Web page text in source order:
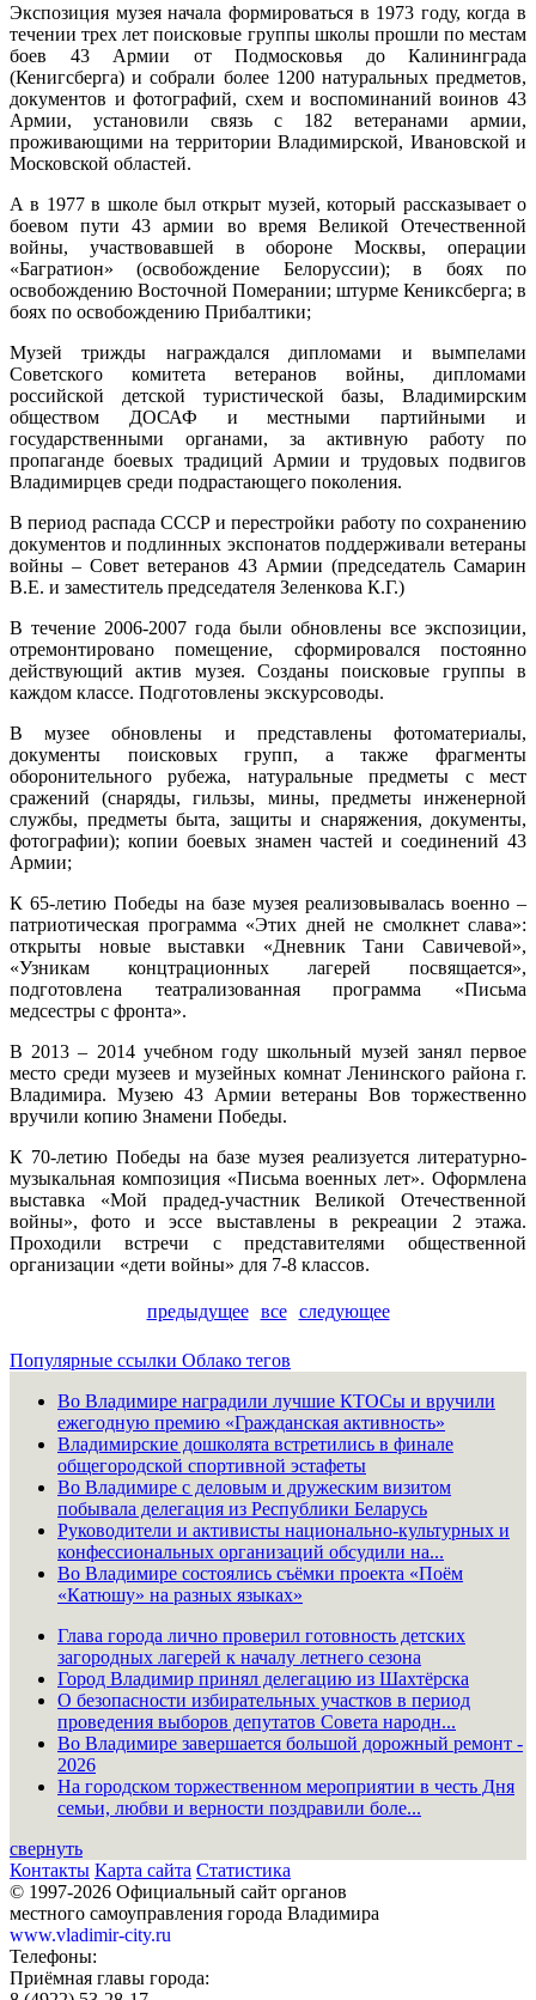
Экспозиция музея начала формироваться в 1973 году, когда в
течении трех лет поисковые группы школы прошли по местам
боев 43 Армии от Подмосковья до Калининграда
(Кенигсберга) и собрали более 1200 натуральных предметов,
документов и фотографий, схем и воспоминаний воинов 43
Армии, установили связь с 182 ветеранами армии,
проживающими на территории Владимирской, Ивановской и
Московской областей.
А в 1977 в школе был открыт музей, который рассказывает о
боевом пути 43 армии во время Великой Отечественной
войны, участвовавшей в обороне Москвы, операции
«Багратион» (освобождение Белоруссии); в боях по
освобождению Восточной Померании; штурме Кениксберга; в
боях по освобождению Прибалтики;
Музей трижды награждался дипломами и вымпелами
Советского комитета ветеранов войны, дипломами
российской детской туристической базы, Владимирским
обществом ДОСАФ и местными партийными и
государственными органами, за активную работу по
пропаганде боевых традиций Армии и трудовых подвигов
Владимирцев среди подрастающего поколения.
В период распада СССР и перестройки работу по сохранению
документов и подлинных экспонатов поддерживали ветераны
войны – Совет ветеранов 43 Армии (председатель Самарин
В.Е. и заместитель председателя Зеленкова К.Г.)
В течение 2006-2007 года были обновлены все экспозиции,
отремонтировано помещение, сформировался постоянно
действующий актив музея. Созданы поисковые группы в
каждом классе. Подготовлены экскурсоводы.
В музее обновлены и представлены фотоматериалы,
документы поисковых групп, а также фрагменты
оборонительного рубежа, натуральные предметы с мест
сражений (снаряды, гильзы, мины, предметы инженерной
службы, предметы быта, защиты и снаряжения, документы,
фотографии); копии боевых знамен частей и соединений 43
Армии;
К 65-летию Победы на базе музея реализовывалась военно –
патриотическая программа «Этих дней не смолкнет слава»:
открыты новые выставки «Дневник Тани Савичевой»,
«Узникам концтрационных лагерей посвящается»,
подготовлена театрализованная программа «Письма
медсестры с фронта».
В 2013 – 2014 учебном году школьный музей занял первое
место среди музеев и музейных комнат Ленинского района г.
Владимира. Музею 43 Армии ветераны Вов торжественно
вручили копию Знамени Победы.
К 70-летию Победы на базе музея реализуется литературно-
музыкальная композиция «Письма военных лет». Оформлена
выставка «Мой прадед-участник Великой Отечественной
войны», фото и эссе выставлены в рекреации 2 этажа.
Проходили встречи с представителями общественной
организации «дети войны» для 7-8 классов.
предыдущее все следующее
Популярные ссылки Облако тегов
Во Владимире наградили лучшие КТОСы и вручили
ежегодную премию «Гражданская активность»
Владимирские дошколята встретились в финале
общегородской спортивной эстафеты
Во Владимире с деловым и дружеским визитом
побывала делегация из Республики Беларусь
Руководители и активисты национально-культурных и
конфессиональных организаций обсудили на...
Во Владимире состоялись съёмки проекта «Поём
«Катюшу» на разных языках»
Глава города лично проверил готовность детских
загородных лагерей к началу летнего сезона
Город Владимир принял делегацию из Шахтёрска
О безопасности избирательных участков в период
проведения выборов депутатов Совета народн...
Во Владимире завершается большой дорожный ремонт -
2026
На городском торжественном мероприятии в честь Дня
семьи, любви и верности поздравили боле...
свернуть
Контакты Карта сайта Статистика
© 1997-2026 Официальный сайт органов
местного самоуправления города Владимира
www.vladimir-city.ru
Телефоны:
Приёмная главы города: